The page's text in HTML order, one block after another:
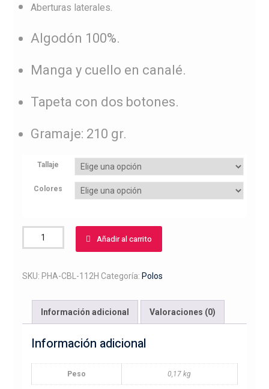
Aberturas laterales.
Algodón 100%.
Manga y cuello en canalé.
Tapeta con dos botones.
Gramaje: 210 gr.
Tallaje
Colores
bordado
caballo
Añadir al carrito
SKU: PHA-CBL-112H Categoría: Polos
Información adicional Valoraciones (0)
Información adicional
Peso 0,17 kg